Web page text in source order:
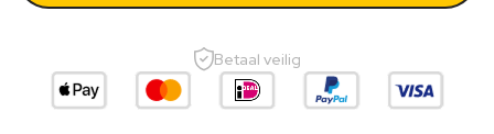
Betaal veilig